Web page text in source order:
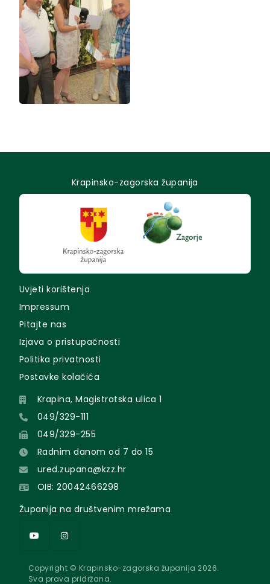
Krapinsko-zagorska županija
Uvjeti korištenja
Impressum
Pitajte nas
Izjava o pristupačnosti
Politika privatnosti
Postavke kolačića
Krapina, Magistratska ulica 1
049/329-111
049/329-255
Radnim danom od 7 do 15
ured.zupana@kzz.hr
OIB: 20042466298
Županija na društvenim mrežama
Copyright © Krapinsko-zagorska županija 2026.
Sva prava pridržana.